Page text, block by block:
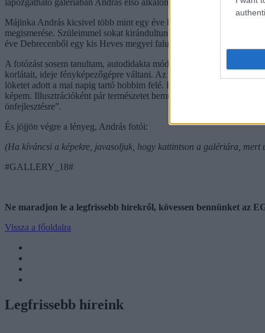
lapozgatható galériában András első alkalommal korábbi fotóiból
Májinka András kicsivel több mint egy éve költözött Heves
megismerése. Szüleimmel sokat kirándultunk, ez felnőtt koromra is
éve Debrecenből egy kis Heves megyei faluba költözhettünk. Mező
A fotózást sosem tanultam, autodidakta módon ismerkedtem meg
korlátait, ideje fényképezőgépre váltani. Az első kompaktommal
löketet adott a mai napig tartó hobbim felé. Később egy budapesti
képem. Illusztrációként pár természetet bemutató könyvben is
önfejlesztésre”.
És jöjjön végre a lényeg, András fotói:
(Ha kíváncsi a képekre, javasoljuk, hogy kattintson a galériára, mert
#GALLERY_18#
Ne maradjon le a legfrissebb hírekről, kövessen bennünket az
Vissza a főoldalra
Legfrissebb híreink